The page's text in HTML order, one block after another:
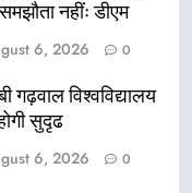
नहींः डीएम
6, 2026 0
विश्वविद्यालय
सुदृढ
6, 2026 0